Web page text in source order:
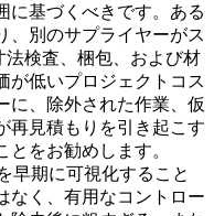
に基づくべきです。ある
、別のサプライヤーがス
法検査、梱包、および材
が低いプロジェクトコス
に、除外された作業、仮
再見積もりを引き起こす
をお勧めします。
早期に可視化すること
なく、有用なコントロー